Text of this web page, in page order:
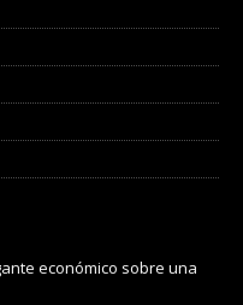
económico sobre una